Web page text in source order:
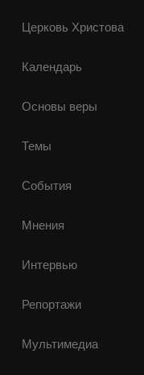
Церковь Христова
Календарь
Основы веры
Темы
События
Мнения
Интервью
Репортажи
Мультимедиа